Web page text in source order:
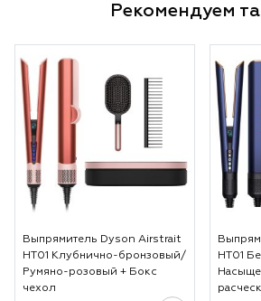
Рекомендуем
Выпрямитель Dyson Airstrait
HT01 Клубнично-бронзовый/
Румяно-розовый + Бокс
чехол
HT01